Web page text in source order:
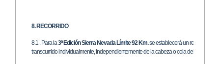
8. RECORRIDO
8.1 . Para la3ª Edición Sierra Nevada Límite 92 Km.se establecerá un recorrido
transcurrido individualmente, independientemente de la cabeza o cola del pelotón.